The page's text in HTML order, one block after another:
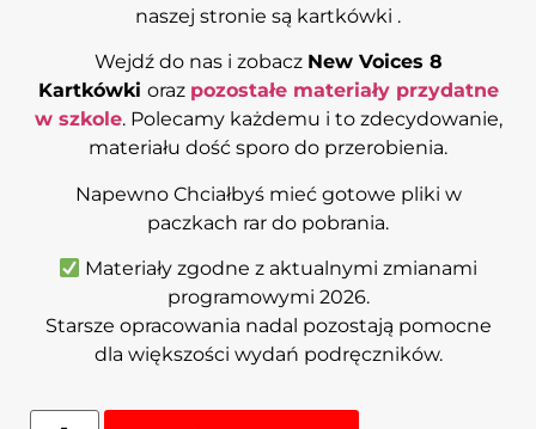
naszej stronie są kartkówki .
Wejdź do nas i zobacz New Voices 8
Kartkówki oraz pozostałe materiały przydatne
w szkole. Polecamy każdemu i to zdecydowanie,
materiału dość sporo do przerobienia.
Napewno Chciałbyś mieć gotowe pliki w
paczkach rar do pobrania.
Materiały zgodne z aktualnymi zmianami
programowymi 2026.
Starsze opracowania nadal pozostają pomocne
dla większości wydań podręczników.